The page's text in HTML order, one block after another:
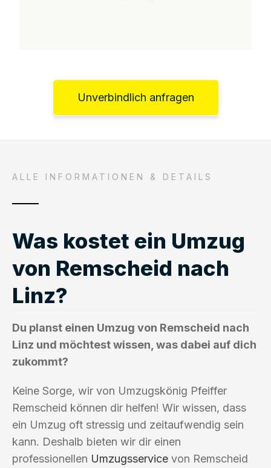
Unverbindlich anfragen
ALLE INFORMATIONEN & DETAILS
Was kostet ein Umzug
von Remscheid nach
Linz?
Du planst einen Umzug von Remscheid nach
Linz und möchtest wissen, was dabei auf dich
zukommt?
Keine Sorge, wir von Umzugskönig Pfeiffer
Remscheid können dir helfen! Wir wissen, dass
ein Umzug oft stressig und zeitaufwendig sein
kann. Deshalb bieten wir dir einen
professionellen Umzugsservice von Remscheid